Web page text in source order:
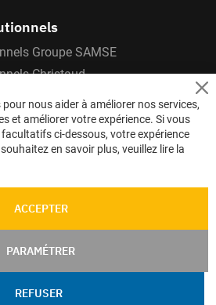
Groupe SAMSE
Christaud
nous aider à améliorer nos services,
et améliorer votre expérience. Si vous
ci-dessous, votre expérience
en savoir plus, veuillez lire la
ACCEPTER
PARAMÉTRER
REFUSER